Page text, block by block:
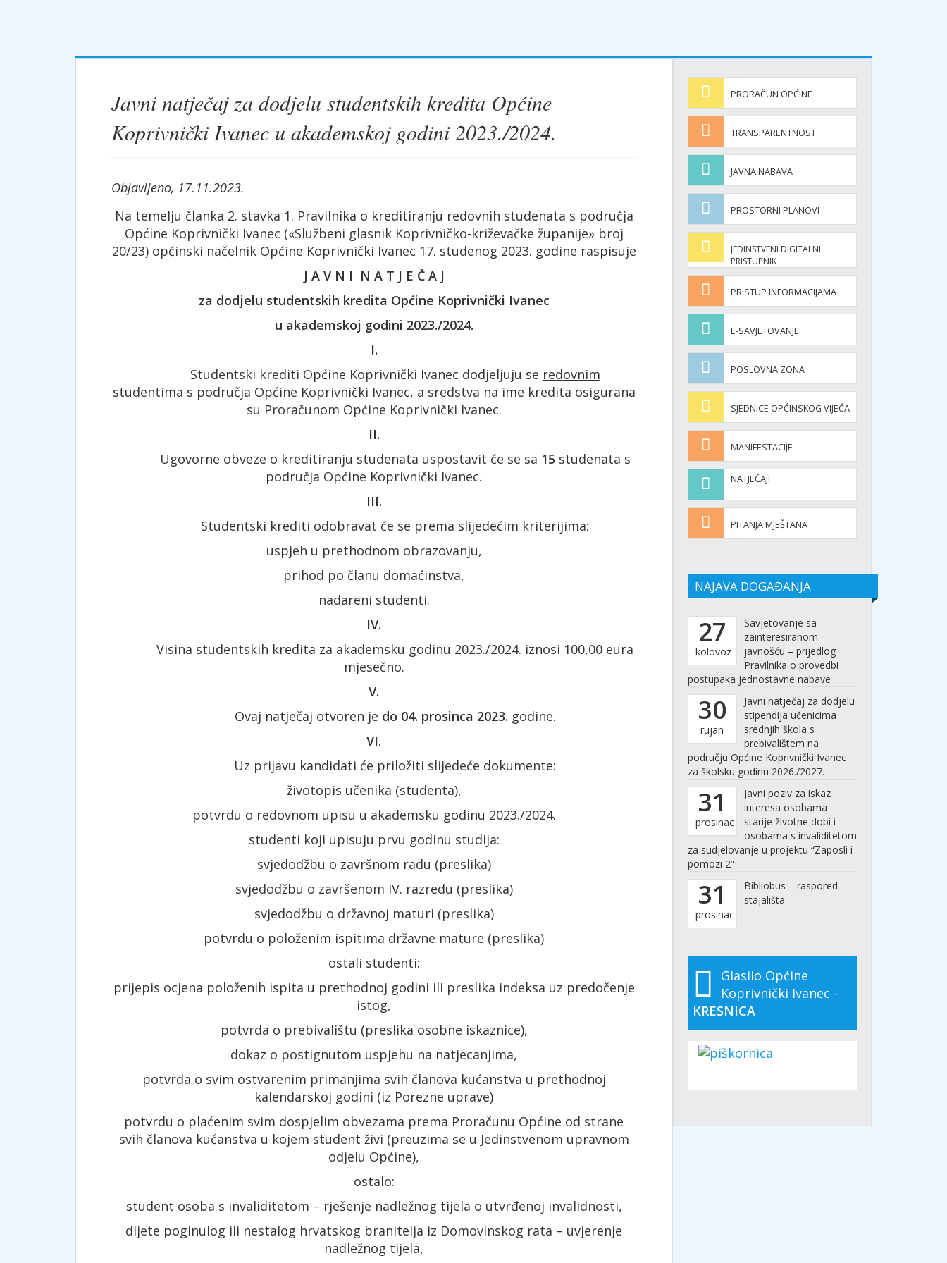
Javni natječaj za dodjelu studentskih kredita Općine
Koprivnički Ivanec u akademskoj godini 2023./2024.
Objavljeno, 17.11.2023.
Na temelju članka 2. stavka 1. Pravilnika o kreditiranju redovnih studenata s područja
Općine Koprivnički Ivanec («Službeni glasnik Koprivničko-križevačke županije» broj
20/23) općinski načelnik Općine Koprivnički Ivanec 17. studenog 2023. godine raspisuje
J A V N I N A T J E Č A J
za dodjelu studentskih kredita Općine Koprivnički Ivanec
u akademskoj godini 2023./2024.
I.
Studentski krediti Općine Koprivnički Ivanec dodjeljuju se redovnim
studentima s područja Općine Koprivnički Ivanec, a sredstva na ime kredita osigurana
su Proračunom Općine Koprivnički Ivanec.
II.
Ugovorne obveze o kreditiranju studenata uspostavit će se sa 15 studenata s
područja Općine Koprivnički Ivanec.
III.
Studentski krediti odobravat će se prema slijedećim kriterijima:
uspjeh u prethodnom obrazovanju,
prihod po članu domaćinstva,
nadareni studenti.
IV.
Visina studentskih kredita za akademsku godinu 2023./2024. iznosi 100,00 eura
mjesečno.
V.
Ovaj natječaj otvoren je do 04. prosinca 2023. godine.
VI.
Uz prijavu kandidati će priložiti slijedeće dokumente:
životopis učenika (studenta),
potvrdu o redovnom upisu u akademsku godinu 2023./2024.
studenti koji upisuju prvu godinu studija:
svjedodžbu o završnom radu (preslika)
svjedodžbu o završenom IV. razredu (preslika)
svjedodžbu o državnoj maturi (preslika)
potvrdu o položenim ispitima državne mature (preslika)
ostali studenti:
prijepis ocjena položenih ispita u prethodnoj godini ili preslika indeksa uz predočenje
istog,
potvrda o prebivalištu (preslika osobne iskaznice),
dokaz o postignutom uspjehu na natjecanjima,
potvrda o svim ostvarenim primanjima svih članova kućanstva u prethodnoj
kalendarskoj godini (iz Porezne uprave)
potvrdu o plaćenim svim dospjelim obvezama prema Proračunu Općine od strane
svih članova kućanstva u kojem student živi (preuzima se u Jedinstvenom upravnom
odjelu Općine),
ostalo:
student osoba s invaliditetom – rješenje nadležnog tijela o utvrđenoj invalidnosti,
dijete poginulog ili nestalog hrvatskog branitelja iz Domovinskog rata – uvjerenje
nadležnog tijela,
PRORAČUN OPĆINE
TRANSPARENTNOST
JAVNA NABAVA
PROSTORNI PLANOVI
JEDINSTVENI DIGITALNI
PRISTUPNIK
PRISTUP INFORMACIJAMA
E-SAVJETOVANJE
POSLOVNA ZONA
SJEDNICE OPĆINSKOG VIJEĆA
MANIFESTACIJE
NATJEČAJI
PITANJA MJEŠTANA
NAJAVA DOGAĐANJA
27
kolovoz
Savjetovanje sa
zainteresiranom
javnošću – prijedlog
Pravilnika o provedbi
postupaka jednostavne nabave
30
rujan
Javni natječaj za dodjelu
stipendija učenicima
srednjih škola s
prebivalištem na
području Općine Koprivnički Ivanec
za školsku godinu 2026./2027.
31
prosinac
Javni poziv za iskaz
interesa osobama
starije životne dobi i
osobama s invaliditetom
za sudjelovanje u projektu “Zaposli i
pomozi 2”
31
prosinac
Bibliobus – raspored
stajališta
Glasilo Općine
Koprivnički Ivanec -
KRESNICA